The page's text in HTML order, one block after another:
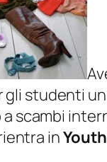
gli studenti
scambi
in